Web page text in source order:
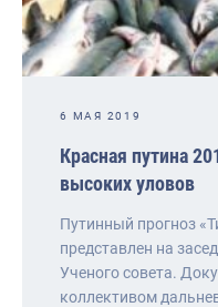
6 МАЯ 2019
Красная путина
высоких уловов
Путинный прогноз
представлен на
Ученого совета.
коллективом